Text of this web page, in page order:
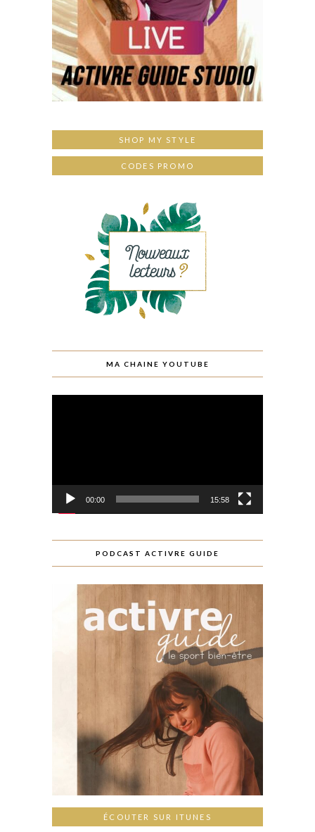
SHOP MY STYLE
CODES PROMO
MA CHAINE YOUTUBE
00:00 15:58
PODCAST ACTIVRE GUIDE
ÉCOUTER SUR ITUNES